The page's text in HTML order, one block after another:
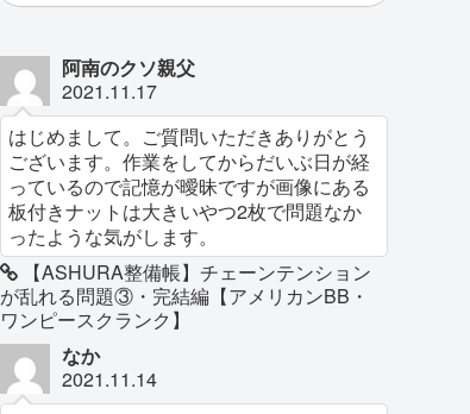
阿南のクソ親父
2021.11.17
はじめまして。ご質問いただきありがとう
ございます。作業をしてからだいぶ日が経
っているので記憶が曖昧ですが画像にある
板付きナットは大きいやつ2枚で問題なか
ったような気がします。
【ASHURA整備帳】チェーンテンション
が乱れる問題③・完結編【アメリカンBB・
ワンピースクランク】
なか
2021.11.14